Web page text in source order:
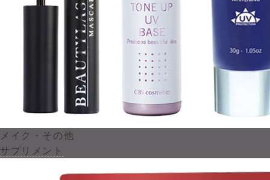
メイク・その他
サプリメント